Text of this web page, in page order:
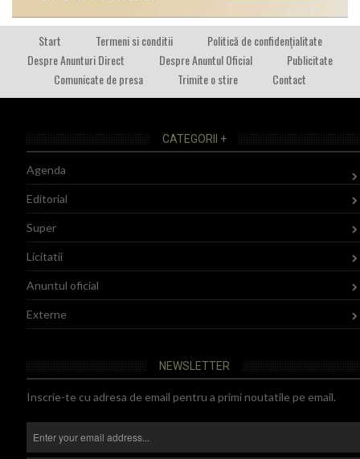
Start Termeni si conditii
Politică de confidențialitate
Despre Anunturi Direct
Despre Anuntul Oficial
Publicitate
Comunicate de presa
Trimite o stire Contact
CATEGORII +
Agenda
Editorial
Super
Licitatii
Anuntul oficial
Externe
NEWSLETTER
Inscrie-te cu adresa de email pentru a primi noutatile pe email.